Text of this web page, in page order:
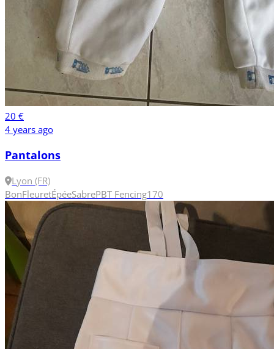
20 €
4 years ago
Pantalons
Lyon (FR)
BonFleuretÉpéeSabrePBT Fencing170